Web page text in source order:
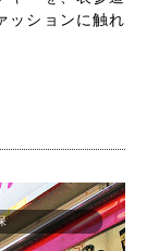
ッションに触れ